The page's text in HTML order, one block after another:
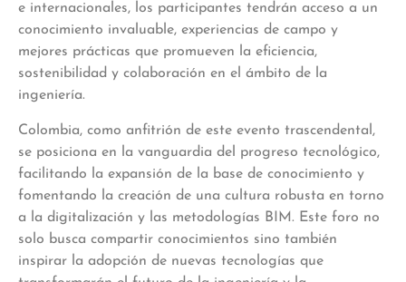
e internacionales, los participantes tendrán acceso a un
conocimiento invaluable, experiencias de campo y
mejores prácticas que promueven la eficiencia,
sostenibilidad y colaboración en el ámbito de la
ingeniería.
Colombia, como anfitrión de este evento trascendental,
se posiciona en la vanguardia del progreso tecnológico,
facilitando la expansión de la base de conocimiento y
fomentando la creación de una cultura robusta en torno
a la digitalización y las metodologías BIM. Este foro no
solo busca compartir conocimientos sino también
inspirar la adopción de nuevas tecnologías que